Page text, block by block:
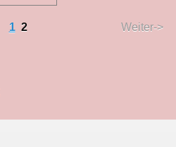
1 2 Weiter->